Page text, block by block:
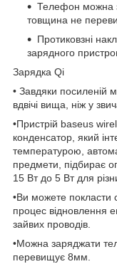
Телефон можна
товщина не
Протиковзні
зарядного
Зарядка Qi
• Завдяки посиленій
вдвічі вища, ніж у
•Пристрій baseus
конденсатор, який
температурою,
предмети, підбирає
15 Вт до 5 Вт для
•Ви можете покласти
процес відновлення
зайвих проводів.
•Можна заряджати
перевищує 8мм.